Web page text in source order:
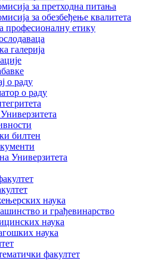
за претходна питања
за обезбеђење квалитета
професионалну етику
галерија
о раду
о раду
билтен
Универзитета
наука
и грађевинарство
наука
наука
факултет